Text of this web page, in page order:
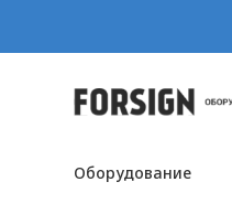
Оборудование